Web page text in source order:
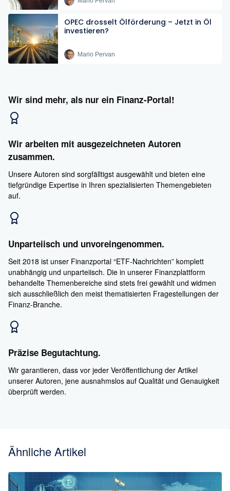
OPEC drosselt Ölförderung – Jetzt in Öl
investieren?
Mario Pervan
Wir sind mehr, als nur ein Finanz-Portal!
Wir arbeiten mit ausgezeichneten Autoren
zusammen.
Unsere Autoren sind sorgfälltigst ausgewählt und bieten eine
tiefgründige Expertise in Ihren spezialisierten Themengebieten
auf.
Unparteiisch und unvoreingenommen.
Seit 2018 ist unser Finanzportal “ETF-Nachrichten” komplett
unabhängig und unparteiisch. Die in unserer Finanzplattform
behandelte Themenbereiche sind stets frei gewählt und widmen
sich ausschließlich den meist thematisierten Fragestellungen der
Finanz-Branche.
Präzise Begutachtung.
Wir garantieren, dass vor jeder Veröffentlichung der Artikel
unserer Autoren, jene ausnahmslos auf Qualität und Genauigkeit
überprüft werden.
Ähnliche Artikel